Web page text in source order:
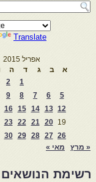
Translate
אפריל 2015
א
ב ג ד ה
1
2
5
6
7
8
9
12
13
14
15
16
19
20
21
22
23
26
27
28
29
30
« מרץ
מאי »
רשימת